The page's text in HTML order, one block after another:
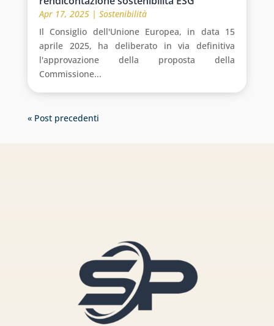
Apr 17, 2025| Sostenibilità
Il Consiglio dell'Unione Europea, in data 15
aprile 2025, ha deliberato in via definitiva
l'approvazione della proposta della
Commissione...
« Post precedenti